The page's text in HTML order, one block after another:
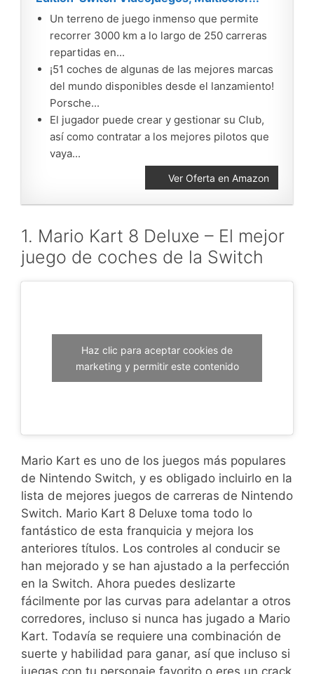
Un terreno de juego inmenso que permite
recorrer 3000 km a lo largo de 250 carreras
repartidas en...
¡51 coches de algunas de las mejores marcas
del mundo disponibles desde el lanzamiento!
Porsche...
El jugador puede crear y gestionar su Club,
así como contratar a los mejores pilotos que
vaya...
Ver Oferta en Amazon
1. Mario Kart 8 Deluxe – El mejor
juego de coches de la Switch
Haz clic para aceptar cookies de
marketing y permitir este contenido
Mario Kart es uno de los juegos más populares
de Nintendo Switch, y es obligado incluirlo en la
lista de mejores juegos de carreras de Nintendo
Switch. Mario Kart 8 Deluxe toma todo lo
fantástico de esta franquicia y mejora los
anteriores títulos. Los controles al conducir se
han mejorado y se han ajustado a la perfección
en la Switch. Ahora puedes deslizarte
fácilmente por las curvas para adelantar a otros
corredores, incluso si nunca has jugado a Mario
Kart. Todavía se requiere una combinación de
suerte y habilidad para ganar, así que incluso si